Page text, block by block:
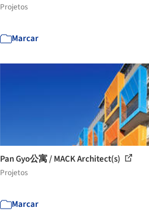
Projetos
Marcar
Pan Gyo公寓 / MACK Architect(s)
Projetos
Marcar